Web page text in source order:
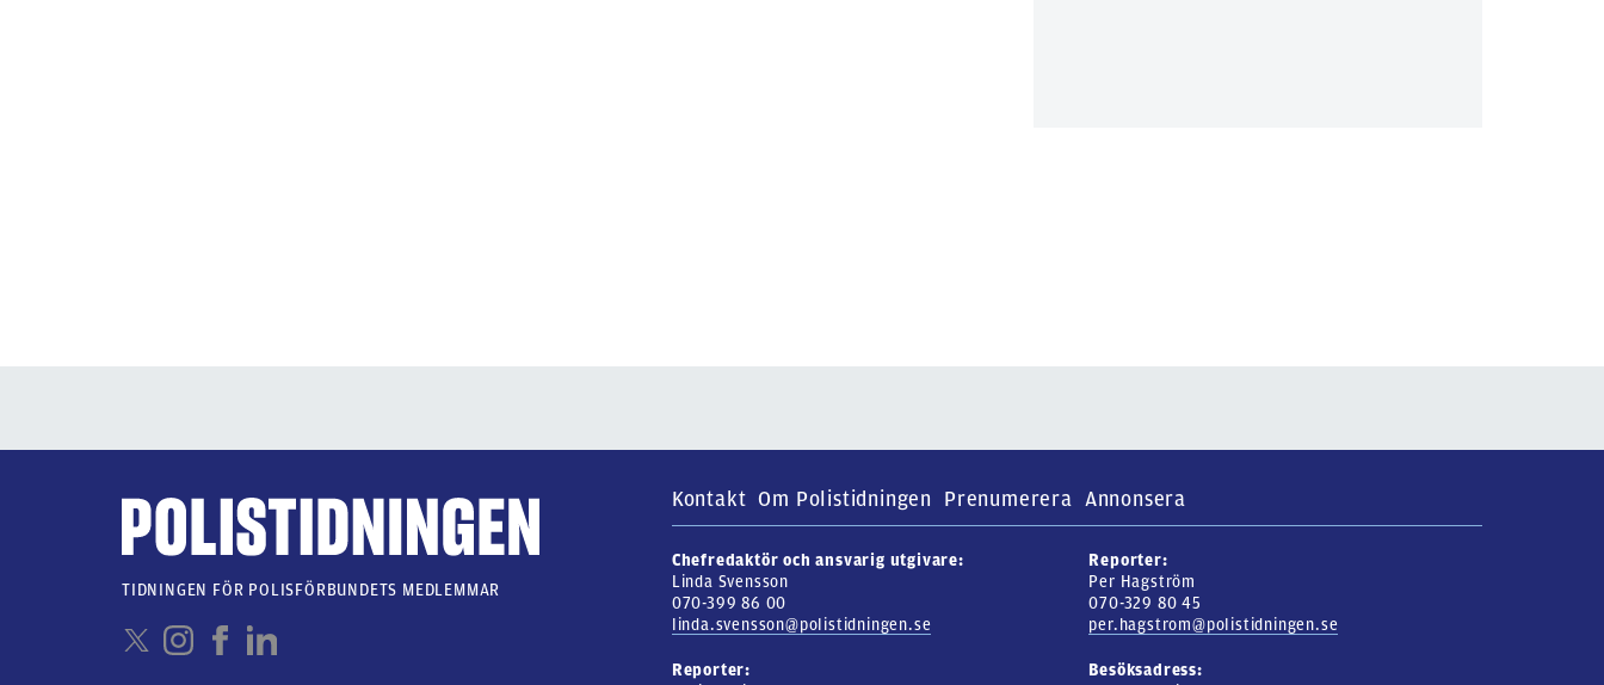
Kontakt Om Polistidningen Prenumerera Annonsera
Chefredaktör och ansvarig utgivare:
Linda Svensson
070-399 86 00
linda.svensson@polistidningen.se
Reporter:
Per Hagström
070-329 80 45
per.hagstrom@polistidningen.se
Reporter:
Besöksadress:
TIDNINGEN FÖR POLISFÖRBUNDETS MEDLEMMAR